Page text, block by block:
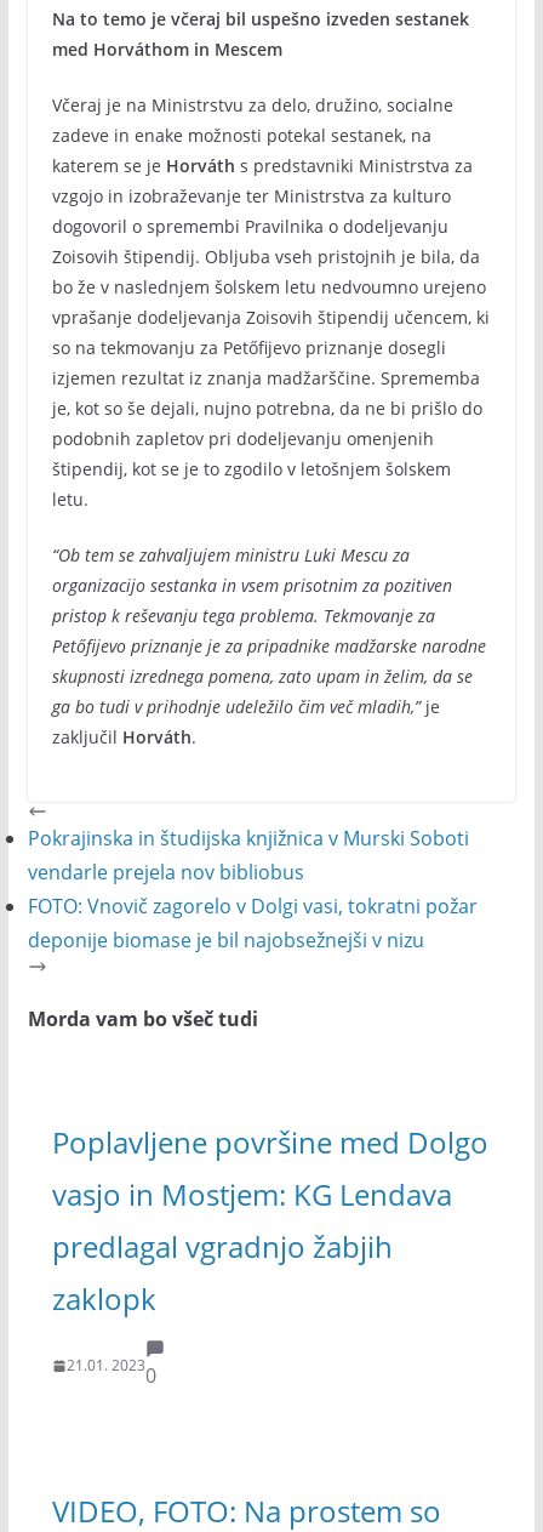
Na to temo je včeraj bil uspešno izveden sestanek
med Horváthom in Mescem
Včeraj je na Ministrstvu za delo, družino, socialne
zadeve in enake možnosti potekal sestanek, na
katerem se je Horváth s predstavniki Ministrstva za
vzgojo in izobraževanje ter Ministrstva za kulturo
dogovoril o spremembi Pravilnika o dodeljevanju
Zoisovih štipendij. Obljuba vseh pristojnih je bila, da
bo že v naslednjem šolskem letu nedvoumno urejeno
vprašanje dodeljevanja Zoisovih štipendij učencem, ki
so na tekmovanju za Petőfijevo priznanje dosegli
izjemen rezultat iz znanja madžarščine. Sprememba
je, kot so še dejali, nujno potrebna, da ne bi prišlo do
podobnih zapletov pri dodeljevanju omenjenih
štipendij, kot se je to zgodilo v letošnjem šolskem
letu.
“Ob tem se zahvaljujem ministru Luki Mescu za
organizacijo sestanka in vsem prisotnim za pozitiven
pristop k reševanju tega problema. Tekmovanje za
Petőfijevo priznanje je za pripadnike madžarske narodne
skupnosti izrednega pomena, zato upam in želim, da se
ga bo tudi v prihodnje udeležilo čim več mladih,”je
zaključil Horváth.
Pokrajinska in študijska knjižnica v Murski Soboti
vendarle prejela nov bibliobus
FOTO: Vnovič zagorelo v Dolgi vasi, tokratni požar
deponije biomase je bil najobsežnejši v nizu
Morda vam bo všeč tudi
Poplavljene površine med Dolgo
vasjo in Mostjem: KG Lendava
predlagal vgradnjo žabjih
zaklopk
21.01. 20230
VIDEO, FOTO: Na prostem so